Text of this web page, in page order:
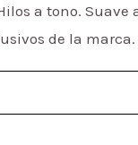
a tono. Suave
de la marca.